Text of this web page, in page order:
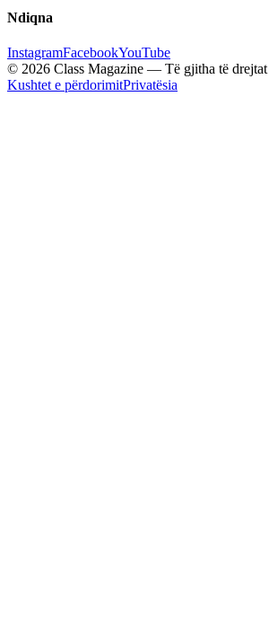
Ndiqna
InstagramFacebookYouTube
© 2026 Class Magazine — Të gjitha të drejtat
Kushtet e përdorimitPrivatësia